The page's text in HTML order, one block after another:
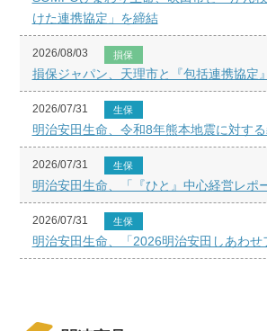
けた連携協定」を締結
2026/08/03 損保
損保ジャパン、天理市と『包括連携協定
2026/07/31 生保
明治安田生命、令和8年熊本地震に対す
2026/07/31 生保
明治安田生命、「『ひと』中心経営レポ
2026/07/31 生保
明治安田生命、「2026明治安田しあわせ